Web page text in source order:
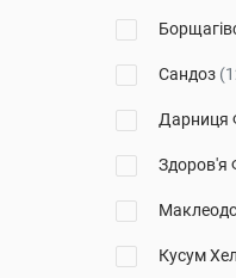
Сандоз
Дарниця
Здоров'я
Кусум